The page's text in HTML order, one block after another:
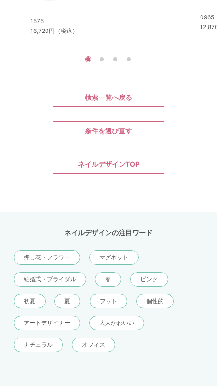
1575
16,720円（税込）
0965
検索一覧へ戻る
条件を選び直す
ネイルデザインTOP
ネイルデザインの注目ワード
押し花・フラワー マグネット
結婚式・ブライダル 春 ピンク
初夏 夏 フット 個性的
アートデザイナー 大人かわいい
ナチュラル オフィス